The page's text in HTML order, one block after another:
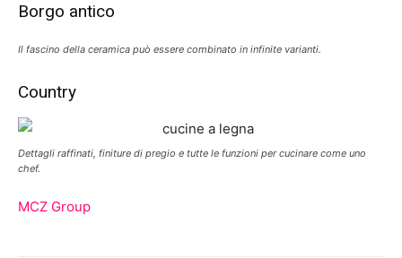
Borgo antico
Il fascino della ceramica può essere combinato in infinite varianti.
Country
Dettagli raffinati, finiture di pregio e tutte le funzioni per cucinare come uno
chef.
MCZ Group